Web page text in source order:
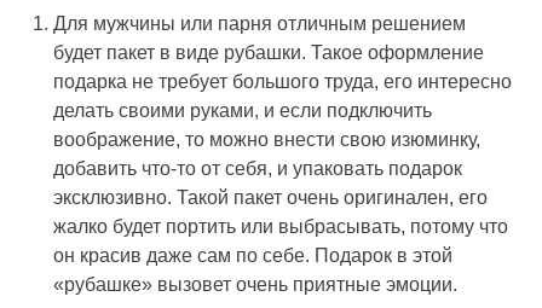
Для мужчины или парня отличным решением
будет пакет в виде рубашки. Такое оформление
подарка не требует большого труда, его интересно
делать своими руками, и если подключить
воображение, то можно внести свою изюминку,
добавить что-то от себя, и упаковать подарок
эксклюзивно. Такой пакет очень оригинален, его
жалко будет портить или выбрасывать, потому что
он красив даже сам по себе. Подарок в этой
«рубашке» вызовет очень приятные эмоции.